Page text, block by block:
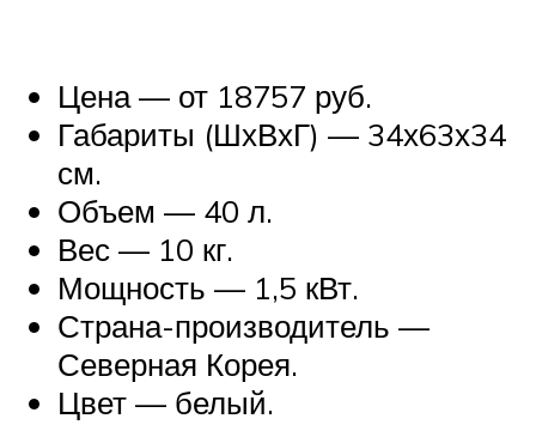
Цена — от 18757 руб.
Габариты (ШхВхГ) — 34х63х34
см.
Объем — 40 л.
Вес — 10 кг.
Мощность — 1,5 кВт.
Страна-производитель —
Северная Корея.
Цвет — белый.